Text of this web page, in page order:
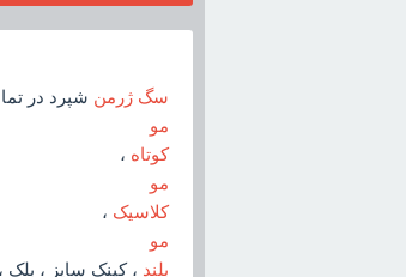
سگ ژرمن شپرد در
مو
کوتاه ،
مو
کلاسيک ،
مو
بلند ، کينک سايز ،